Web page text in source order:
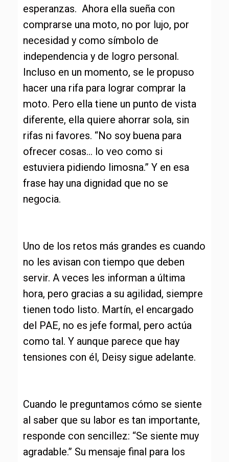
esperanzas. Ahora ella sueña con
comprarse una moto, no por lujo, por
necesidad y como símbolo de
independencia y de logro personal.
Incluso en un momento, se le propuso
hacer una rifa para lograr comprar la
moto. Pero ella tiene un punto de vista
diferente, ella quiere ahorrar sola, sin
rifas ni favores. “No soy buena para
ofrecer cosas… lo veo como si
estuviera pidiendo limosna.” Y en esa
frase hay una dignidad que no se
negocia.
Uno de los retos más grandes es cuando
no les avisan con tiempo que deben
servir. A veces les informan a última
hora, pero gracias a su agilidad, siempre
tienen todo listo. Martín, el encargado
del PAE, no es jefe formal, pero actúa
como tal. Y aunque parece que hay
tensiones con él, Deisy sigue adelante.
Cuando le preguntamos cómo se siente
al saber que su labor es tan importante,
responde con sencillez: “Se siente muy
agradable.” Su mensaje final para los